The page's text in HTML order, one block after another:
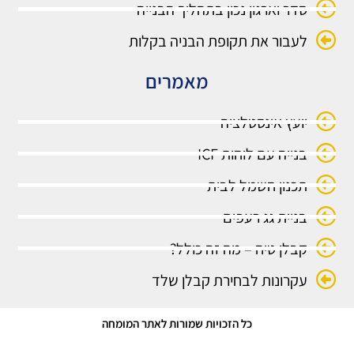
סדר וארגון נכון בתהליך הבנייה
לעבור את תקופת הבניה בקלות
מאמרים
יועץ אינסטלציה
בנייה עם לוחות ICF
תכנון חשמל לבית
בניית גג רעפים
קבלן טיח – מה זה כולל?
עקרונות לבחירת קבלן שלד
כל הזכויות שמורות לאתר המומחה